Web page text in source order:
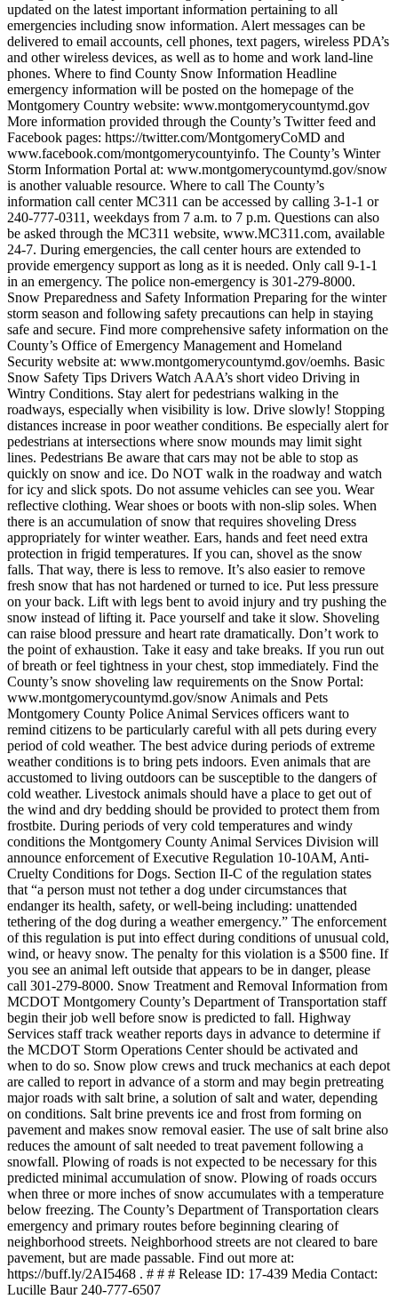
updated on the latest important information pertaining to all
emergencies including snow information. Alert messages can be
delivered to email accounts, cell phones, text pagers, wireless PDA’s
and other wireless devices, as well as to home and work land-line
phones. Where to find County Snow Information Headline
emergency information will be posted on the homepage of the
Montgomery Country website: www.montgomerycountymd.gov
More information provided through the County’s Twitter feed and
Facebook pages: https://twitter.com/MontgomeryCoMD and
www.facebook.com/montgomerycountyinfo. The County’s Winter
Storm Information Portal at: www.montgomerycountymd.gov/snow
is another valuable resource. Where to call The County’s
information call center MC311 can be accessed by calling 3-1-1 or
240-777-0311, weekdays from 7 a.m. to 7 p.m. Questions can also
be asked through the MC311 website, www.MC311.com, available
24-7. During emergencies, the call center hours are extended to
provide emergency support as long as it is needed. Only call 9-1-1
in an emergency. The police non-emergency is 301-279-8000.
Snow Preparedness and Safety Information Preparing for the winter
storm season and following safety precautions can help in staying
safe and secure. Find more comprehensive safety information on the
County’s Office of Emergency Management and Homeland
Security website at: www.montgomerycountymd.gov/oemhs. Basic
Snow Safety Tips Drivers Watch AAA’s short video Driving in
Wintry Conditions. Stay alert for pedestrians walking in the
roadways, especially when visibility is low. Drive slowly! Stopping
distances increase in poor weather conditions. Be especially alert for
pedestrians at intersections where snow mounds may limit sight
lines. Pedestrians Be aware that cars may not be able to stop as
quickly on snow and ice. Do NOT walk in the roadway and watch
for icy and slick spots. Do not assume vehicles can see you. Wear
reflective clothing. Wear shoes or boots with non-slip soles. When
there is an accumulation of snow that requires shoveling Dress
appropriately for winter weather. Ears, hands and feet need extra
protection in frigid temperatures. If you can, shovel as the snow
falls. That way, there is less to remove. It’s also easier to remove
fresh snow that has not hardened or turned to ice. Put less pressure
on your back. Lift with legs bent to avoid injury and try pushing the
snow instead of lifting it. Pace yourself and take it slow. Shoveling
can raise blood pressure and heart rate dramatically. Don’t work to
the point of exhaustion. Take it easy and take breaks. If you run out
of breath or feel tightness in your chest, stop immediately. Find the
County’s snow shoveling law requirements on the Snow Portal:
www.montgomerycountymd.gov/snow Animals and Pets
Montgomery County Police Animal Services officers want to
remind citizens to be particularly careful with all pets during every
period of cold weather. The best advice during periods of extreme
weather conditions is to bring pets indoors. Even animals that are
accustomed to living outdoors can be susceptible to the dangers of
cold weather. Livestock animals should have a place to get out of
the wind and dry bedding should be provided to protect them from
frostbite. During periods of very cold temperatures and windy
conditions the Montgomery County Animal Services Division will
announce enforcement of Executive Regulation 10-10AM, Anti-
Cruelty Conditions for Dogs. Section II-C of the regulation states
that “a person must not tether a dog under circumstances that
endanger its health, safety, or well-being including: unattended
tethering of the dog during a weather emergency.” The enforcement
of this regulation is put into effect during conditions of unusual cold,
wind, or heavy snow. The penalty for this violation is a $500 fine. If
you see an animal left outside that appears to be in danger, please
call 301-279-8000. Snow Treatment and Removal Information from
MCDOT Montgomery County’s Department of Transportation staff
begin their job well before snow is predicted to fall. Highway
Services staff track weather reports days in advance to determine if
the MCDOT Storm Operations Center should be activated and
when to do so. Snow plow crews and truck mechanics at each depot
are called to report in advance of a storm and may begin pretreating
major roads with salt brine, a solution of salt and water, depending
on conditions. Salt brine prevents ice and frost from forming on
pavement and makes snow removal easier. The use of salt brine also
reduces the amount of salt needed to treat pavement following a
snowfall. Plowing of roads is not expected to be necessary for this
predicted minimal accumulation of snow. Plowing of roads occurs
when three or more inches of snow accumulates with a temperature
below freezing. The County’s Department of Transportation clears
emergency and primary routes before beginning clearing of
neighborhood streets. Neighborhood streets are not cleared to bare
pavement, but are made passable. Find out more at:
https://buff.ly/2AI5468 . # # # Release ID: 17-439 Media Contact:
Lucille Baur 240-777-6507